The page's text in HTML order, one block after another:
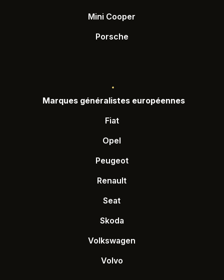
Mini Cooper
Porsche
Marques généralistes européennes
Fiat
Opel
Peugeot
Renault
Seat
Skoda
Volkswagen
Volvo